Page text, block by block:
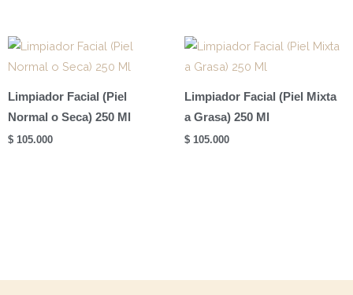
Limpiador Facial (Piel
Normal o Seca) 250 Ml
$ 105.000
Limpiador Facial (Piel Mixta
a Grasa) 250 Ml
$ 105.000